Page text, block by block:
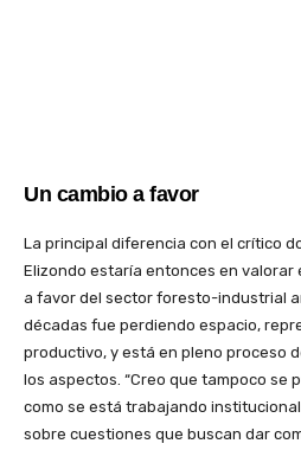
Un cambio a favor
La principal diferencia con el crítico
Elizondo estaría entonces en valorar
a favor del sector foresto-industrial
décadas fue perdiendo espacio,
productivo, y está en pleno proceso
los aspectos. “Creo que tampoco se
como se está trabajando
sobre cuestiones que buscan dar